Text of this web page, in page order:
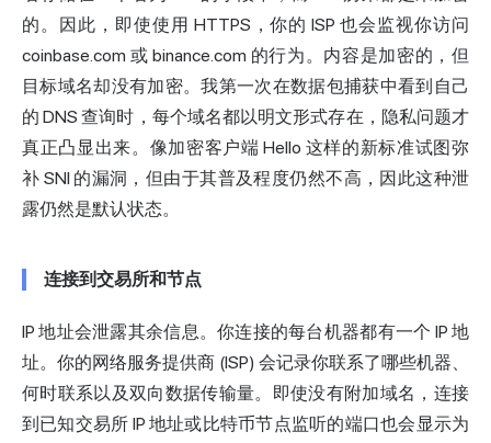
的。因此，即使使用 HTTPS，你的 ISP 也会监视你访问
coinbase.com 或 binance.com 的行为。内容是加密的，但
目标域名却没有加密。我第一次在数据包捕获中看到自己
的 DNS 查询时，每个域名都以明文形式存在，隐私问题才
真正凸显出来。像加密客户端 Hello 这样的新标准试图弥
补 SNI 的漏洞，但由于其普及程度仍然不高，因此这种泄
露仍然是默认状态。
连接到交易所和节点
IP 地址会泄露其余信息。你连接的每台机器都有一个 IP 地
址。你的网络服务提供商 (ISP) 会记录你联系了哪些机器、
何时联系以及双向数据传输量。即使没有附加域名，连接
到已知交易所 IP 地址或比特币节点监听的端口也会显示为